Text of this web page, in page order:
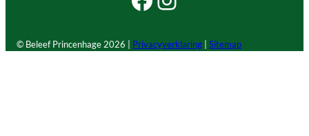
© Beleef Princenhage 2026 | Privacyverklaring Sitemap